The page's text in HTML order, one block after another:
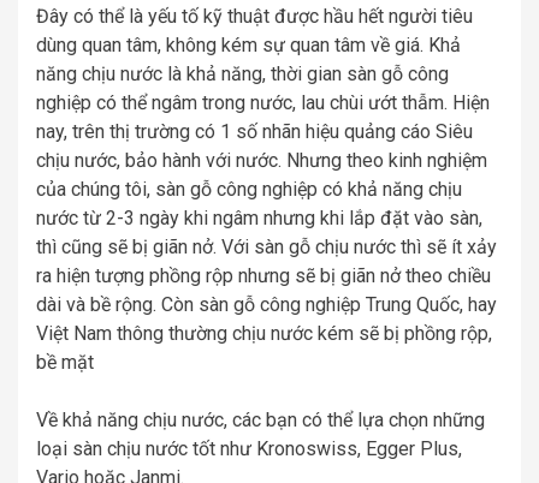
Đây có thể là yếu tố kỹ thuật được hầu hết người tiêu
dùng quan tâm, không kém sự quan tâm về giá. Khả
năng chịu nước là khả năng, thời gian sàn gỗ công
nghiệp có thể ngâm trong nước, lau chùi ướt thẫm. Hiện
nay, trên thị trường có 1 số nhãn hiệu quảng cáo Siêu
chịu nước, bảo hành với nước. Nhưng theo kinh nghiệm
của chúng tôi, sàn gỗ công nghiệp có khả năng chịu
nước từ 2-3 ngày khi ngâm nhưng khi lắp đặt vào sàn,
thì cũng sẽ bị giãn nở. Với sàn gỗ chịu nước thì sẽ ít xảy
ra hiện tượng phồng rộp nhưng sẽ bị giãn nở theo chiều
dài và bề rộng. Còn sàn gỗ công nghiệp Trung Quốc, hay
Việt Nam thông thường chịu nước kém sẽ bị phồng rộp,
bề mặt
Về khả năng chịu nước, các bạn có thể lựa chọn những
loại sàn chịu nước tốt như Kronoswiss, Egger Plus,
Vario hoặc Janmi.